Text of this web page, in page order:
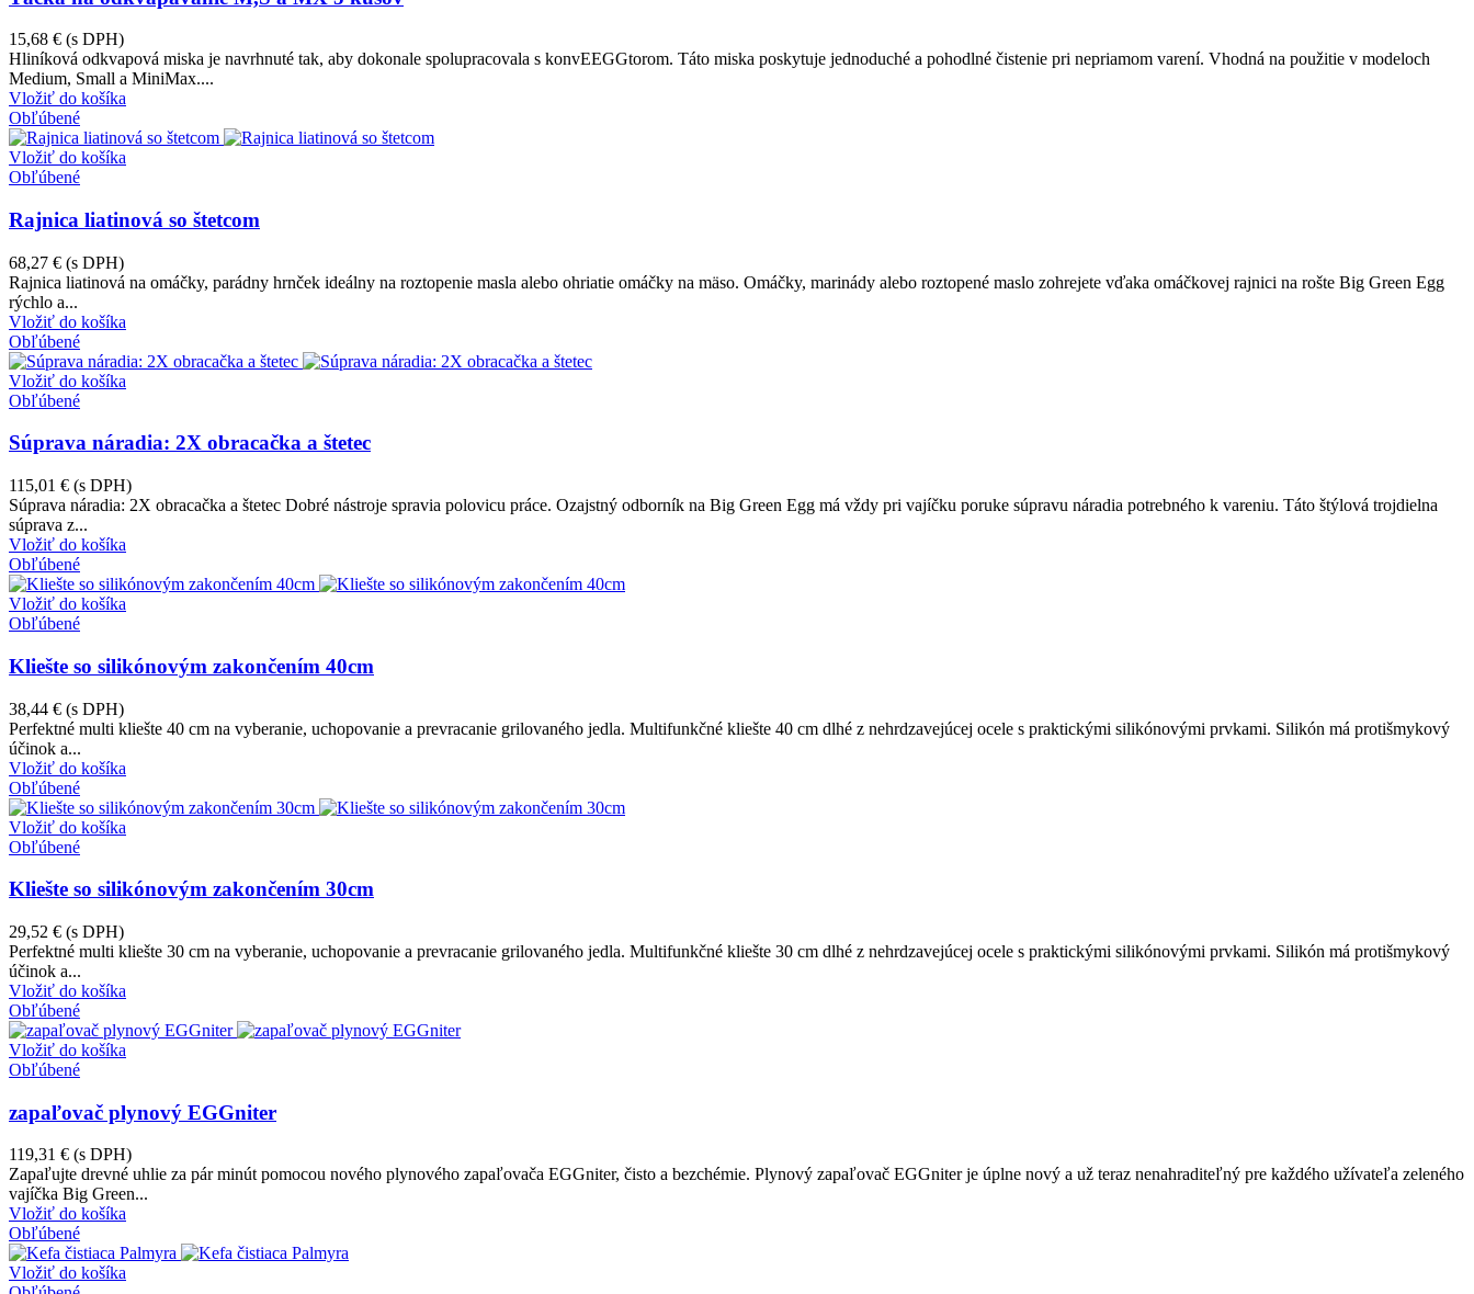
15,68 € (s DPH)
Hliníková odkvapová miska je navrhnuté tak, aby dokonale spolupracovala s konvEEGGtorom. Táto miska poskytuje jednoduché a pohodlné čistenie pri nepriamom varení. Vhodná na použitie v modeloch
Medium, Small a MiniMax....
Vložiť do košíka
Obľúbené
Vložiť do košíka
Obľúbené
Rajnica liatinová so štetcom
68,27 € (s DPH)
Rajnica liatinová na omáčky, parádny hrnček ideálny na roztopenie masla alebo ohriatie omáčky na mäso. Omáčky, marinády alebo roztopené maslo zohrejete vďaka omáčkovej rajnici na rošte Big Green Egg
rýchlo a...
Vložiť do košíka
Obľúbené
Vložiť do košíka
Obľúbené
Súprava náradia: 2X obracačka a štetec
115,01 € (s DPH)
Súprava náradia: 2X obracačka a štetec Dobré nástroje spravia polovicu práce. Ozajstný odborník na Big Green Egg má vždy pri vajíčku poruke súpravu náradia potrebného k vareniu. Táto štýlová trojdielna
súprava z...
Vložiť do košíka
Obľúbené
Vložiť do košíka
Obľúbené
Kliešte so silikónovým zakončením 40cm
38,44 € (s DPH)
Perfektné multi kliešte 40 cm na vyberanie, uchopovanie a prevracanie grilovaného jedla. Multifunkčné kliešte 40 cm dlhé z nehrdzavejúcej ocele s praktickými silikónovými prvkami. Silikón má protišmykový
účinok a...
Vložiť do košíka
Obľúbené
Vložiť do košíka
Obľúbené
Kliešte so silikónovým zakončením 30cm
29,52 € (s DPH)
Perfektné multi kliešte 30 cm na vyberanie, uchopovanie a prevracanie grilovaného jedla. Multifunkčné kliešte 30 cm dlhé z nehrdzavejúcej ocele s praktickými silikónovými prvkami. Silikón má protišmykový
účinok a...
Vložiť do košíka
Obľúbené
Vložiť do košíka
Obľúbené
zapaľovač plynový EGGniter
119,31 € (s DPH)
Zapaľujte drevné uhlie za pár minút pomocou nového plynového zapaľovača EGGniter, čisto a bezchémie. Plynový zapaľovač EGGniter je úplne nový a už teraz nenahraditeľný pre každého užívateľa zeleného
vajíčka Big Green...
Vložiť do košíka
Obľúbené
Vložiť do košíka